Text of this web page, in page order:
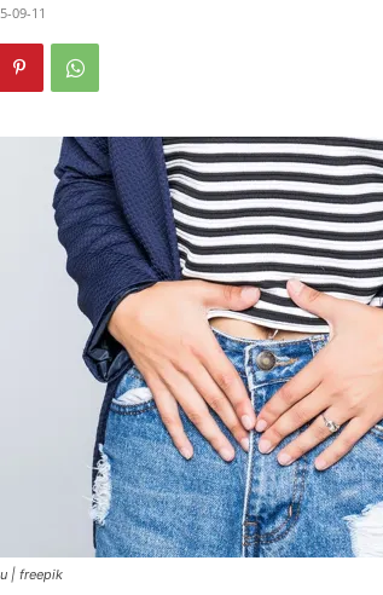
09-11
| freepik